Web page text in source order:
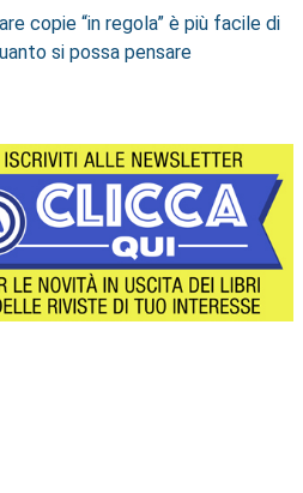
copie “in regola” è più facile di
si possa pensare